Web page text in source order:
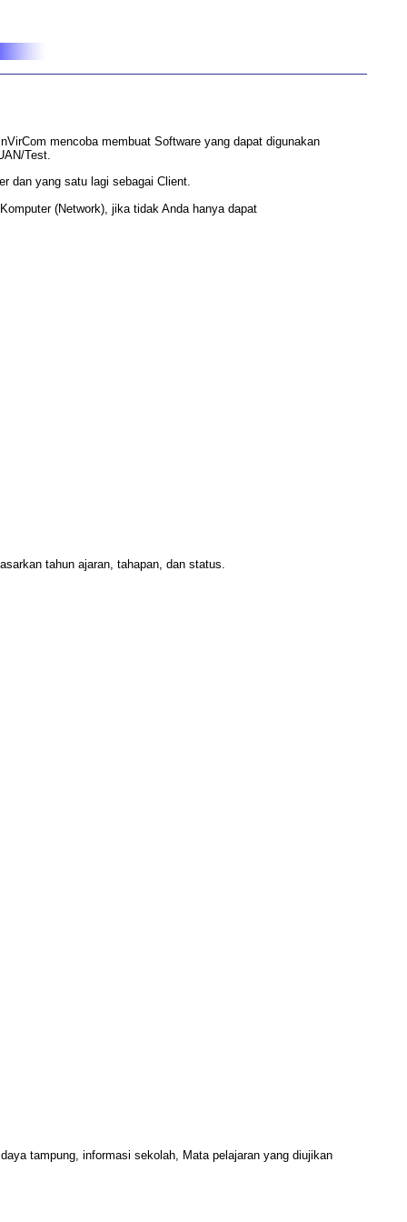
mencoba membuat Software yang dapat digunakan
Test.
dan yang satu lagi sebagai Client.
(Network), jika tidak Anda hanya dapat
tahun ajaran, tahapan, dan status.
tampung, informasi sekolah, Mata pelajaran yang diujikan